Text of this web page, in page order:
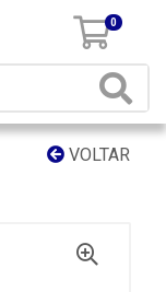
0
VOLTAR